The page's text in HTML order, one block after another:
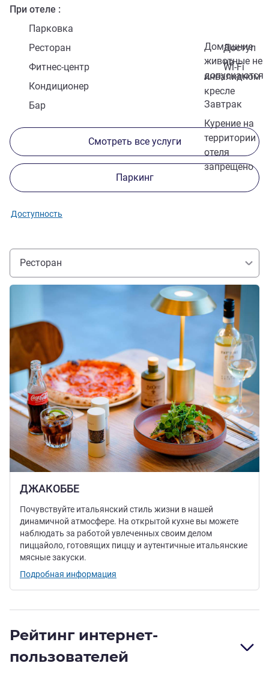
При отеле
Парковка
Домашние
животные не
допускаются
Ресторан
Доступ
на
инвалидном
кресле
Фитнес-центр
Wi-Fi
Кондиционер
Завтрак
Бар
Курение на
территории
отеля
запрещено
Смотреть все услуги
Паркинг
Доступность
Ресторан
ДЖАКОББЕ
Подробная информация
Почувствуйте итальянский стиль жизни в нашей
динамичной атмосфере. На открытой кухне вы можете
наблюдать за работой увлеченных своим делом
пиццайоло, готовящих пиццу и аутентичные итальянские
мясные закуски.
Подробная информация
Рейтинг интернет-
пользователей